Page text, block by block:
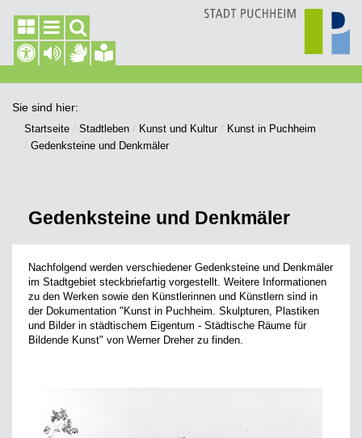
Sie sind hier:
Startseite Stadtleben Kunst und Kultur
Kunst in Puchheim
Gedenksteine und Denkmäler
Gedenksteine und Denkmäler
Nachfolgend werden verschiedener Gedenksteine und Denkmäler
im Stadtgebiet steckbriefartig vorgestellt. Weitere Informationen
zu den Werken sowie den Künstlerinnen und Künstlern sind in
der Dokumentation "Kunst in Puchheim. Skulpturen, Plastiken
und Bilder in städtischem Eigentum - Städtische Räume für
Bildende Kunst" von Werner Dreher zu finden.